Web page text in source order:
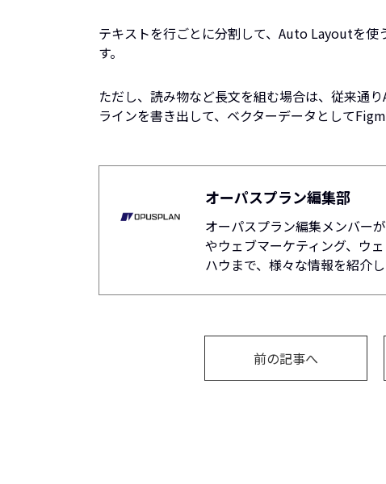
テキストを行ごとに分割して、Auto Layoutを使
す。
ただし、読み物など長文を組む場合は、従来通
ラインを書き出して、ベクターデータとして
オーパスプラン編集部
オーパスプラン編集メンバー
やウェブマーケティング、ウ
ハウまで、様々な情報を紹介
前の記事へ